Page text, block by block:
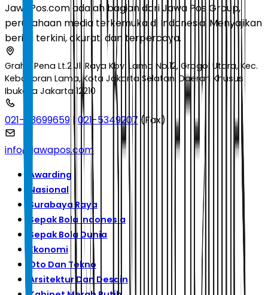
JawaPos.com adalah bagian dari Jawa Pos Group,
perusahaan media terkemuka di Indonesia. Menyajikan
berita terkini, akurat, dan terpercaya.
Graha Pena Lt.2 Jl. Raya Kby. Lama No.12, Grogol Utara, Kec.
Kebayoran Lama, Kota Jakarta Selatan, Daerah Khusus
Ibukota Jakarta 12210
021-53699659 | 021-5349207 (Fax)
info@jawapos.com
Awarding
Nasional
Surabaya Raya
Sepak Bola Indonesia
Sepak Bola Dunia
Ekonomi
Oto Dan Tekno
Arsitektur Dan Desain